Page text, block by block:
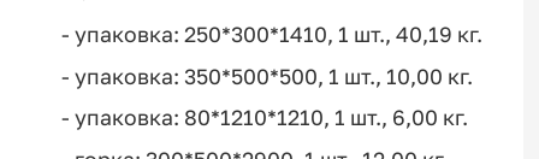
- упаковка: 250*300*1410, 1 шт., 40,19 кг.
- упаковка: 350*500*500, 1 шт., 10,00 кг.
- упаковка: 80*1210*1210, 1 шт., 6,00 кг.